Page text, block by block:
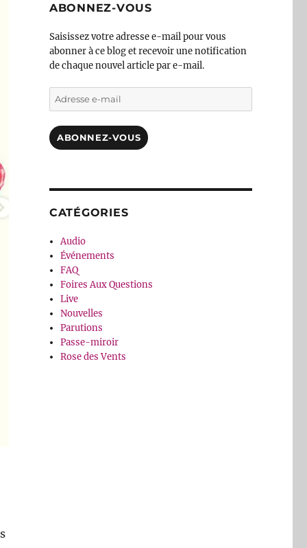
ABONNEZ-VOUS
Saisissez votre adresse e-mail pour vous
abonner à ce blog et recevoir une notification
de chaque nouvel article par e-mail.
Adresse
e-
ABONNEZ-VOUS
CATÉGORIES
Audio
Événements
FAQ
Foires Aux Questions
Live
Nouvelles
Parutions
Passe-miroir
Rose des Vents